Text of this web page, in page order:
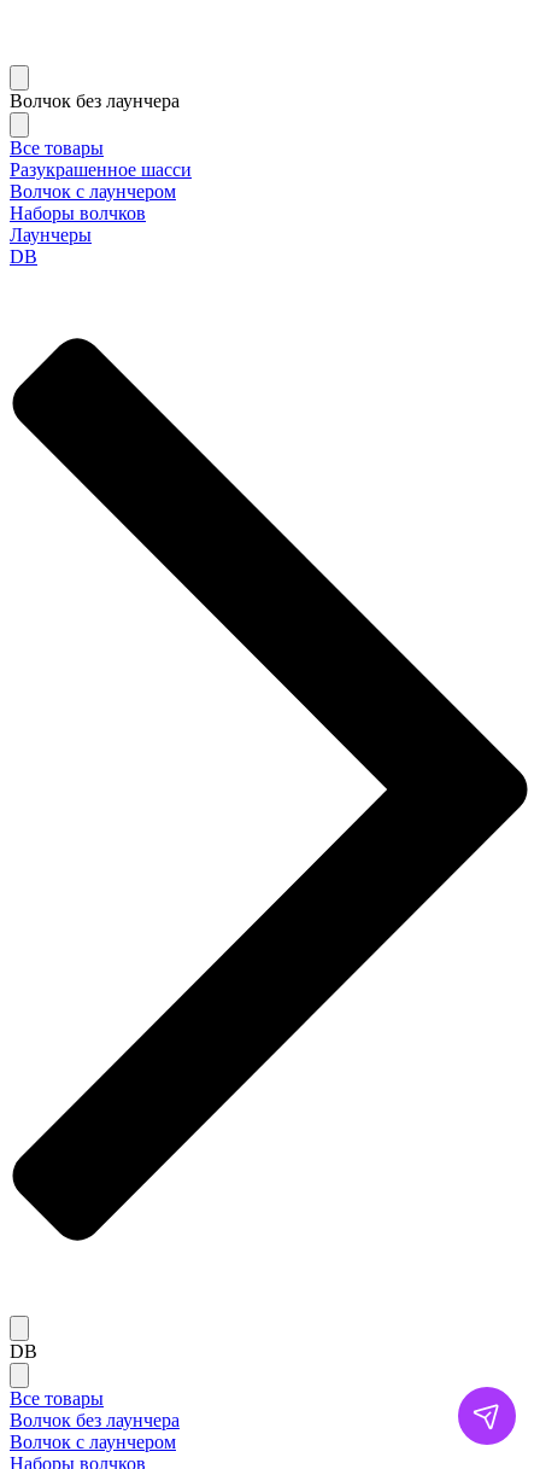
Волчок без лаунчера
Все товары
Разукрашенное шасси
Волчок с лаунчером
Наборы волчков
Лаунчеры
DB
DB
Все товары
Волчок без лаунчера
Волчок с лаунчером
Наборы волчков